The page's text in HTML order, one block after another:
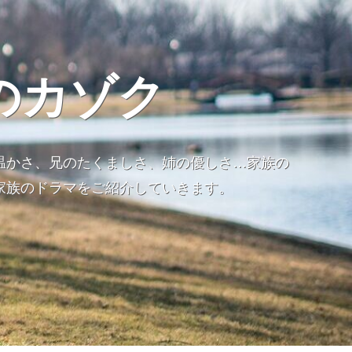
カゾク
かさ、兄のたくましさ、姉の優しさ…家族の
のドラマをご紹介していきます。